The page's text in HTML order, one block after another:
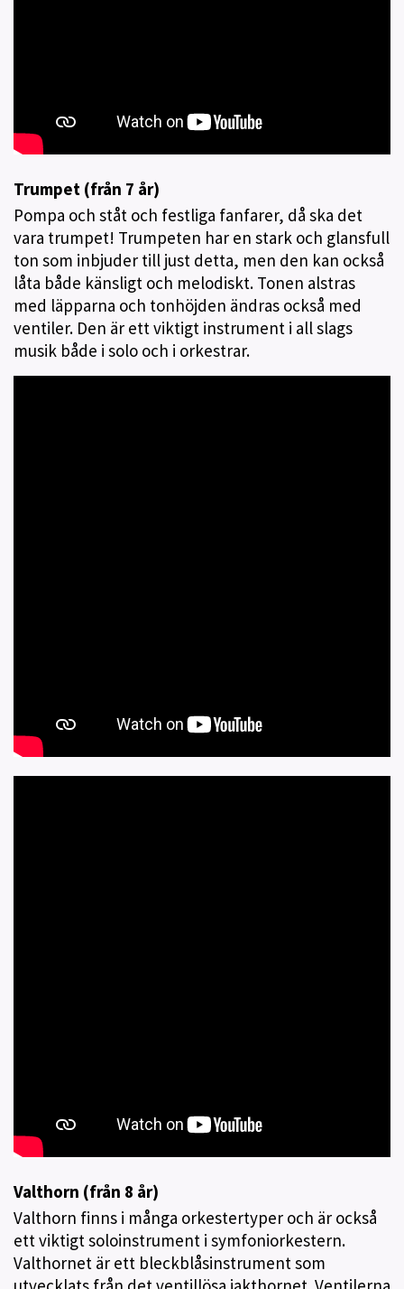
Trumpet (från 7 år)
Pompa och ståt och festliga fanfarer, då ska det
vara trumpet! Trumpeten har en stark och glansfull
ton som inbjuder till just detta, men den kan också
låta både känsligt och melodiskt. Tonen alstras
med läpparna och tonhöjden ändras också med
ventiler. Den är ett viktigt instrument i all slags
musik både i solo och i orkestrar.
Valthorn (från 8 år)
Valthorn finns i många orkestertyper och är också
ett viktigt soloinstrument i symfoniorkestern.
Valthornet är ett bleckblåsinstrument som